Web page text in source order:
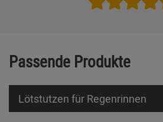
Passende Produkte
Lötstutzen für Regenrinnen